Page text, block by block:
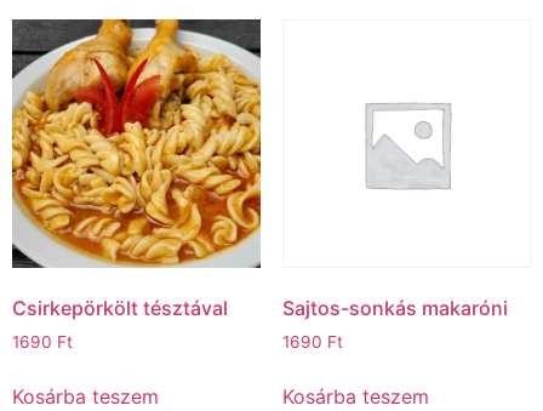
Csirkepörkölt tésztával
1690 Ft
Kosárba teszem
Sajtos-sonkás makaróni
1690 Ft
Kosárba teszem